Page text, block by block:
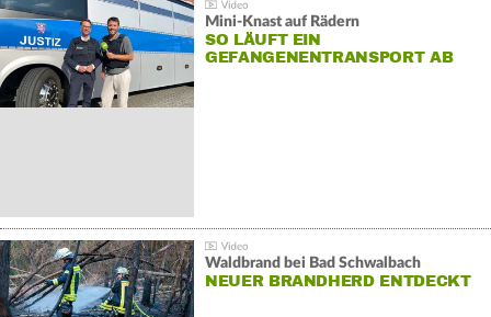
Mini-Knast auf Rädern
SO LÄUFT EIN
GEFANGENENTRANSPORT AB
Waldbrand bei Bad Schwalbach
NEUER BRANDHERD ENTDECKT